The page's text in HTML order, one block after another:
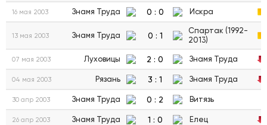
16 мая 2003 Знамя Труда 0 : 0 Искра
13 мая 2003 Знамя Труда 0 : 1
Спартак (1992-
2013)
07 мая 2003 Луховицы 2 : 0 Знамя Труда
04 мая 2003 Рязань 3 : 1 Знамя Труда
30 апр 2003 Знамя Труда 0 : 2 Витязь
26 апр 2003 Знамя Труда 1 : 0 Елец